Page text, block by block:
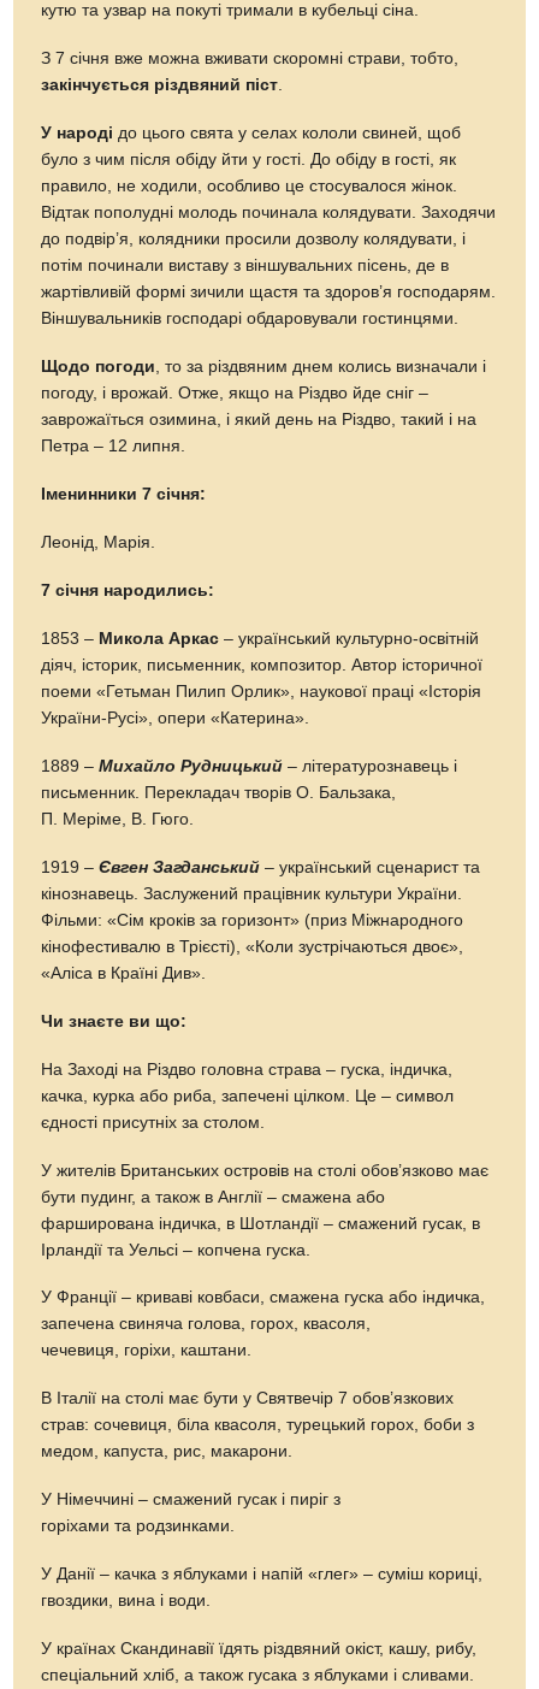
кутю та узвар на покуті тримали в кубельці сіна.
З 7 січня вже можна вживати скоромні страви, тобто,
закінчується різдвяний піст.
У народі до цього свята у селах кололи свиней, щоб
було з чим після обіду йти у гості. До обіду в гості, як
правило, не ходили, особливо це стосувалося жінок.
Відтак пополудні молодь починала колядувати. Заходячи
до подвір’я, колядники просили дозволу колядувати, і
потім починали виставу з віншувальних пісень, де в
жартівливій формі зичили щастя та здоров’я господарям.
Віншувальників господарі обдаровували гостинцями.
Щодо погоди, то за різдвяним днем колись визначали і
погоду, і врожай. Отже, якщо на Різдво йде сніг –
заврожаїться озимина, і який день на Різдво, такий і на
Петра – 12 липня.
Іменинники 7 січня:
Леонід, Марія.
7 січня народились:
1853 – Микола Аркас – український культурно-освітній
діяч, історик, письменник, композитор. Автор історичної
поеми «Гетьман Пилип Орлик», наукової праці «Історія
України-Русі», опери «Катерина».
1889 –Михайло Рудницький – літературознавець і
письменник. Перекладач творів О. Бальзака,
П. Меріме, В. Гюго.
1919 –Євген Загданський – український сценарист та
кінознавець. Заслужений працівник культури України.
Фільми: «Сім кроків за горизонт» (приз Міжнародного
кінофестивалю в Трієсті), «Коли зустрічаються двоє»,
«Аліса в Країні Див».
Чи знаєте ви що:
На Заході на Різдво головна страва – гуска, індичка,
качка, курка або риба, запечені цілком. Це – символ
єдності присутніх за столом.
У жителів Британських островів на столі обов’язково має
бути пудинг, а також в Англії – смажена або
фарширована індичка, в Шотландії – смажений гусак, в
Ірландії та Уельсі – копчена гуска.
У Франції – криваві ковбаси, смажена гуска або індичка,
запечена свиняча голова, горох, квасоля,
чечевиця, горіхи, каштани.
В Італії на столі має бути у Святвечір 7 обов’язкових
страв: сочевиця, біла квасоля, турецький горох, боби з
медом, капуста, рис, макарони.
У Німеччині – смажений гусак і пиріг з
горіхами та родзинками.
У Данії – качка з яблуками і напій «глег» – суміш кориці,
гвоздики, вина і води.
У країнах Скандинавії їдять різдвяний окіст, кашу, рибу,
спеціальний хліб, а також гусака з яблуками і сливами.